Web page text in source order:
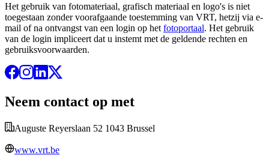
Het gebruik van fotomateriaal, grafisch materiaal en logo's is niet
toegestaan zonder voorafgaande toestemming van VRT, hetzij via e-
mail of na ontvangst van een login op het fotoportaal. Het gebruik
van de login impliceert dat u instemt met de geldende rechten en
gebruiksvoorwaarden.
Neem contact op met
Auguste Reyerslaan 52 1043 Brussel
www.vrt.be